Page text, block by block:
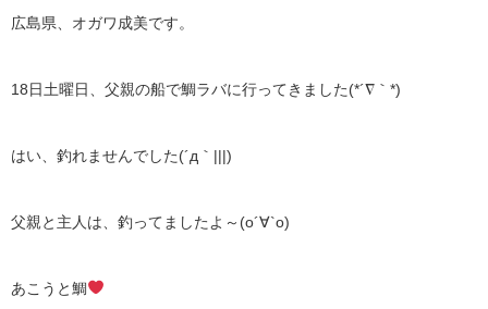
広島県、オガワ成美です。
18日土曜日、父親の船で鯛ラバに行ってきました(*´∇｀*)
はい、釣れませんでした(´д｀|||)
父親と主人は、釣ってましたよ～(о´∀`о)
あこうと鯛